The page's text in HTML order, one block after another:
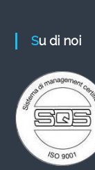
Su di noi